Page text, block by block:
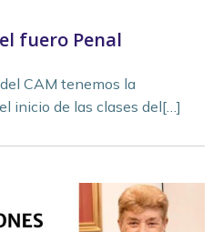
fuero Penal
CAM tenemos la
inicio de las clases del[…]